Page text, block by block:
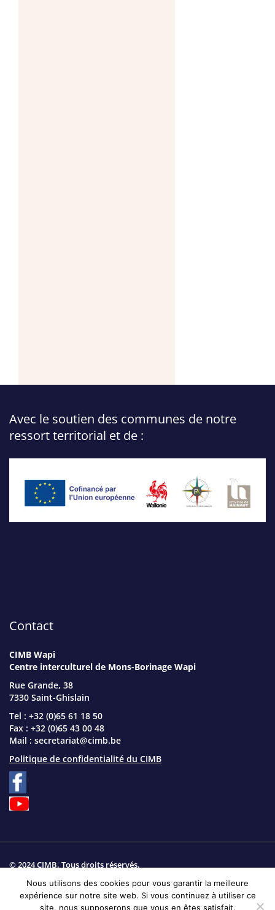
Avec le soutien des communes de notre
ressort territorial et de :
Contact
CIMB Wapi
Centre interculturel de Mons-Borinage Wapi
Rue Grande, 38
7330 Saint-Ghislain
Tel : +32 (0)65 61 18 50
Fax : +32 (0)65 43 00 48
Mail : secretariat@cimb.be
Politique de confidentialité du CIMB
© 2024 CIMB. Tous droits réservés.
Plan du site
Nous utilisons des cookies pour vous garantir la meilleure
expérience sur notre site web. Si vous continuez à utiliser ce
site, nous supposerons que vous en êtes satisfait.